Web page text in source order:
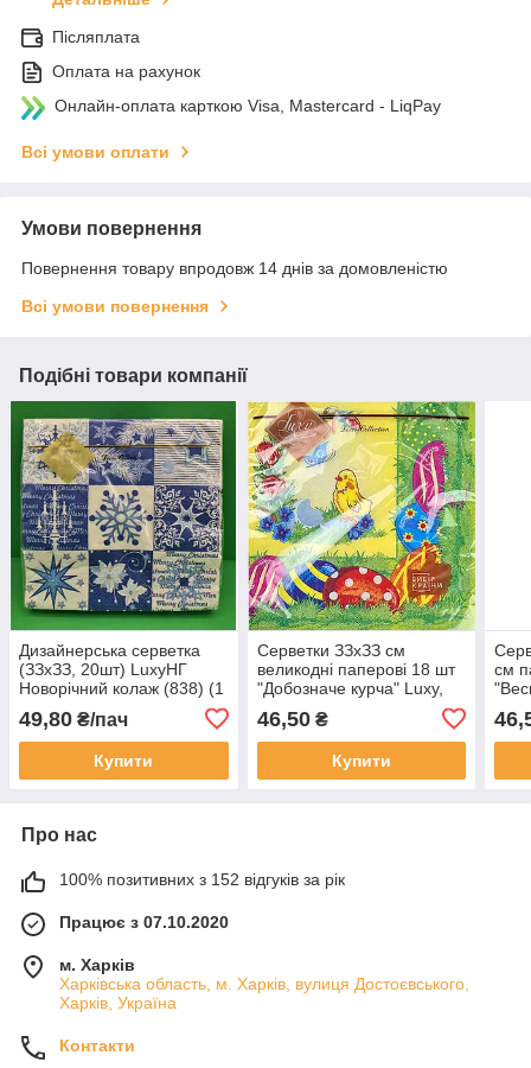
Післяплата
Оплата на рахунок
Онлайн-оплата карткою Visa, Mastercard - LiqPay
Всі умови оплати
Умови повернення
Повернення товару впродовж 14 днів за домовленістю
Всі умови повернення
Подібні товари компанії
Дизайнерська серветка
(ЗЗхЗЗ, 20шт) LuxyНГ
Новорічний колаж (838) (1
49,80 ₴/пач
Купити
Серветки ЗЗхЗЗ см
великодні паперові 18 шт
"Добозначе курча" Luxy,
46,50₴
Купити
см
Про нас
100% позитивних з 152 відгуків за рік
Працює з 07.10.2020
м. Харків
Харківська область, м. Харків, вулиця Достоєвського,
Харків, Україна
Контакти